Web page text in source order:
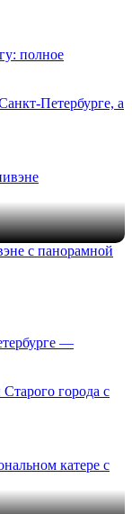
Петербурге, а
с панорамной
города с